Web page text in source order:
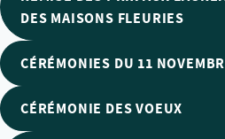
DES MAISONS FLEURIES
CÉRÉMONIES DU 11
CÉRÉMONIE DES VOEUX